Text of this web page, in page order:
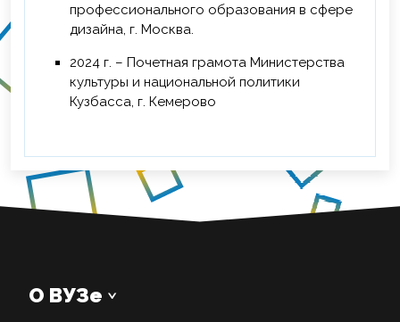
профессионального образования в сфере
дизайна, г. Москва.
2024 г. – Почетная грамота Министерства
культуры и национальной политики
Кузбасса, г. Кемерово
О ВУЗе